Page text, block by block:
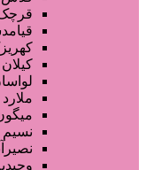
کیلان
ملارد
نسیم
صفحه اصلی
آگهی انبوه
طراحی سایت
صفحه اختصاصی
لیست سایتهای